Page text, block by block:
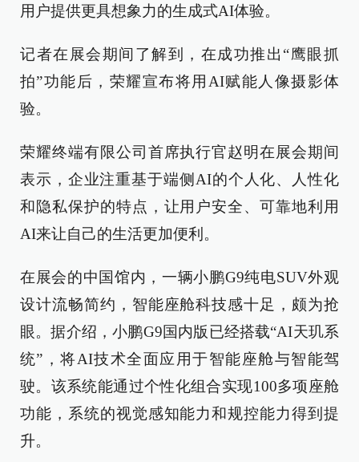
用户提供更具想象力的生成式AI体验。
记者在展会期间了解到，在成功推出“鹰眼抓
拍”功能后，荣耀宣布将用AI赋能人像摄影体
验。
荣耀终端有限公司首席执行官赵明在展会期间
表示，企业注重基于端侧AI的个人化、人性化
和隐私保护的特点，让用户安全、可靠地利用
AI来让自己的生活更加便利。
在展会的中国馆内，一辆小鹏G9纯电SUV外观
设计流畅简约，智能座舱科技感十足，颇为抢
眼。据介绍，小鹏G9国内版已经搭载“AI天玑系
统”，将AI技术全面应用于智能座舱与智能驾
驶。该系统能通过个性化组合实现100多项座舱
功能，系统的视觉感知能力和规控能力得到提
升。